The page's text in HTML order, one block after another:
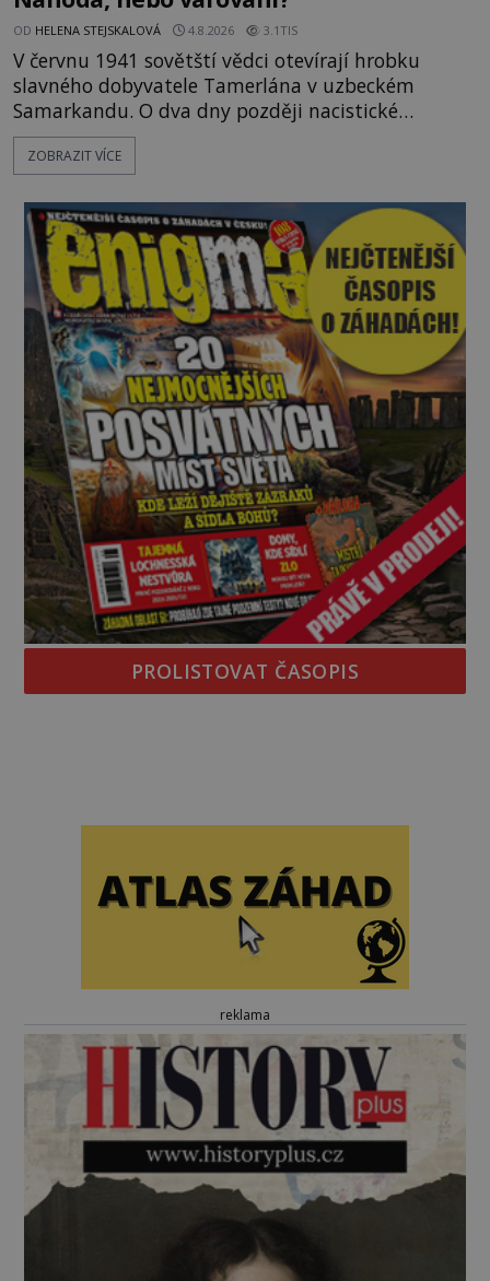
OD HELENA STEJSKALOVÁ 4.8.2026 3.1TIS
V červnu 1941 sovětští vědci otevírají hrobku
slavného dobyvatele Tamerlána v uzbeckém
Samarkandu. O dva dny později nacistické
Německo zahajuje operaci Barbarossa a napadá
Sovětský svaz. Shoda dat je natolik zarážející, že se
na legendě něco pravdy, nebo jde jen o fascinující
souhru okolností? Když antropolog Michail
Gerasimov (1907-1970) a
ZOBRAZIT VÍCE
PROLISTOVAT ČASOPIS
reklama